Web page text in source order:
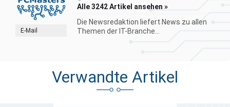
E-Mail
Alle 3242 Artikel ansehen »
Die Newsredaktion liefert News zu allen
Themen der IT-Branche...
Verwandte Artikel